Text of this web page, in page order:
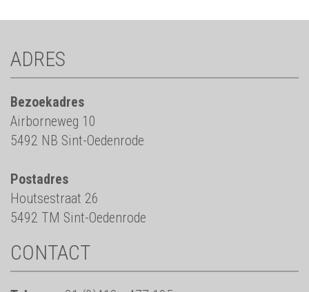
ADRES
Bezoekadres
Airborneweg 10
5492 NB Sint-Oedenrode
Postadres
Houtsestraat 26
5492 TM Sint-Oedenrode
CONTACT